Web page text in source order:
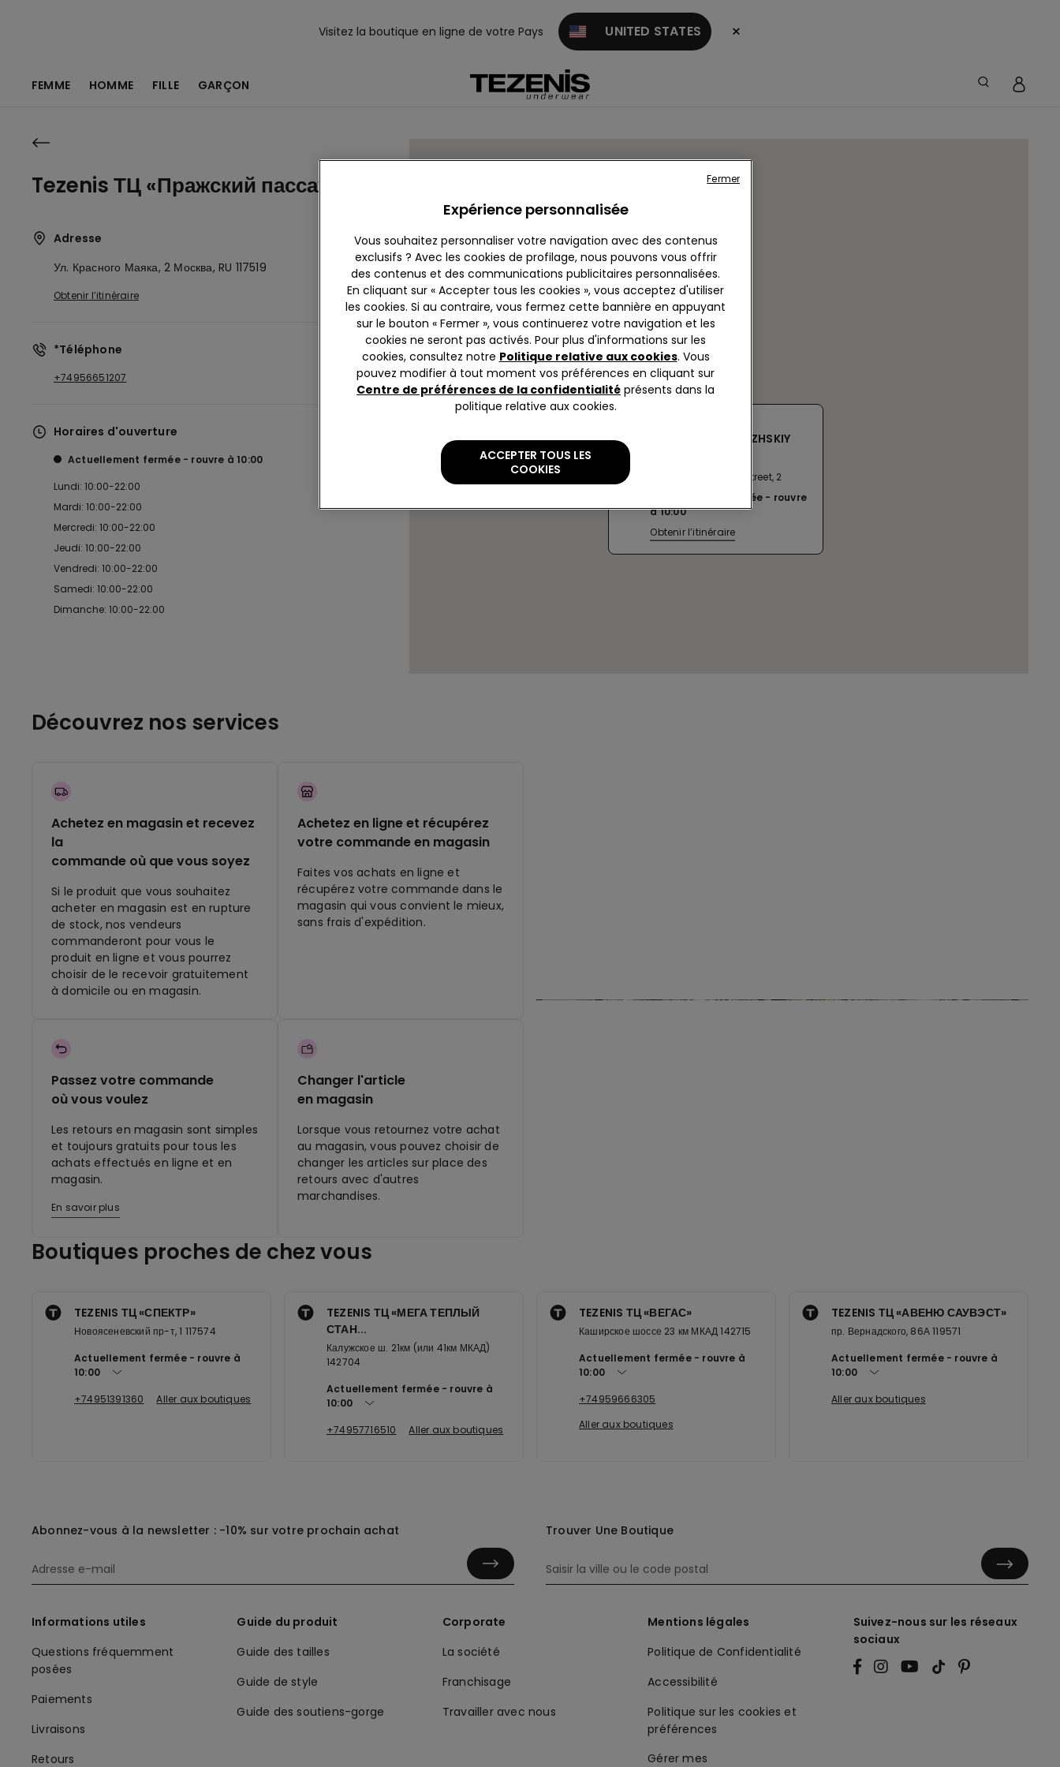
Visitez la boutique en ligne de votre Pays UNITED STATES ×
FEMME HOMME FILLE GARÇON
Tezenis ТЦ «Пражский пассаж»
Adresse
Ул. Красного Маяка, 2 Москва, RU 117519
Obtenir l’itinéraire
*Téléphone
+74956651207
Horaires d'ouverture
Actuellement fermée rouvre à 10:00
Lundi: 10:00-22:00
Mardi: 10:00-22:00
Mercredi: 10:00-22:00
Jeudi: 10:00-22:00
Vendredi: 10:00-22:00
Samedi: 10:00-22:00
Dimanche: 10:00-22:00
MOSCOW SC PRAZHSKIY
Krasnogo Mayaka Street, 2
Actuellement fermée
rouvre
à10:00
Obtenir l’itinéraire
Découvrez nos services
Achetez en magasin et recevez
la
commande où que vous soyez
Si le produit que vous souhaitez
acheter en magasin est en rupture
de stock, nos vendeurs
commanderont pour vous le
produit en ligne et vous pourrez
choisir de le recevoir gratuitement
à domicile ou en magasin.
Achetez en ligne et récupérez
votre commande en magasin
Faites vos achats en ligne et
récupérez votre commande dans le
magasin qui vous convient le mieux,
sans frais d'expédition.
Passez votre commande
où vous voulez
Les retours en magasin sont simples
et toujours gratuits pour tous les
achats effectués en ligne et en
magasin.
En savoir plus
Changer l'article
en magasin
Lorsque vous retournez votre achat
au magasin, vous pouvez choisir de
changer les articles sur place des
retours avec d'autres
marchandises.
Boutiques proches de chez vous
TEZENIS ТЦ «СПЕКТР»
Новоясеневский пр-т, 1 117574
Actuellement fermée
rouvre à
10:00
+74951391360
Aller aux boutiques
TEZENIS ТЦ «МЕГА ТЕПЛЫЙ
СТАН...
Калужское ш. 21км (или 41км МКАД)
142704
Actuellement fermée
rouvre à
10:00
+74957716510
Aller aux boutiques
TEZENIS ТЦ «ВЕГАС»
Каширское шоссе 23 км МКАД 142715
Actuellement fermée
rouvre à
10:00
+74959666305
Aller aux boutiques
TEZENIS ТЦ «АВЕНЮ САУВЭСТ»
пр. Вернадского, 86А 119571
Actuellement fermée
rouvre à
10:00
Aller aux boutiques
Abonnez-vous à la newsletter : -10% sur votre prochain achat Trouver Une Boutique
Informations utiles
Questions fréquemment
posées
Paiements
Livraisons
Retours
Guide du produit
Guide des tailles
Guide de style
Guide des soutiens-gorge
Corporate
La société
Franchisage
Travailler avec nous
Mentions légales
Politique de Confidentialité
Accessibilité
Politique sur les cookies et
préférences
Suivez-nous sur les réseaux
sociaux
Expérience personnalisée
Vous souhaitez personnaliser votre navigation avec des contenus
exclusifs ? Avec les cookies de profilage, nous pouvons vous offrir
des contenus et des communications publicitaires personnalisées.
En cliquant sur « Accepter tous les cookies », vous acceptez d'utiliser
les cookies. Si au contraire, vous fermez cette bannière en appuyant
sur le bouton « Fermer », vous continuerez votre navigation et les
cookies ne seront pas activés. Pour plus d'informations sur les
cookies, consultez notre Politique relative aux cookies. Vous
pouvez modifier à tout moment vos préférences en cliquant sur
Centre de préférences de la confidentialité présents dans la
politique relative aux cookies.
ACCEPTER TOUS LES
COOKIES
Fermer